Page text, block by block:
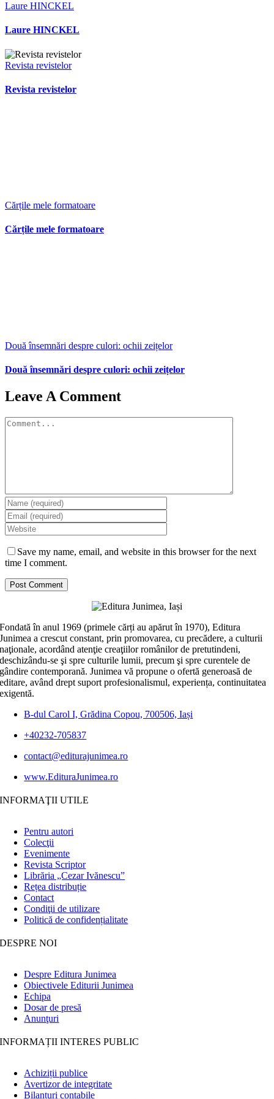
Laure HINCKEL
Laure HINCKEL
Revista revistelor
Revista revistelor
Cărțile mele formatoare
Cărțile mele formatoare
Două însemnări despre culori: ochii zeițelor
Două însemnări despre culori: ochii zeițelor
Leave A Comment
Comment
Save my name, email, and website in this browser for the next
time I comment.
Fondată în anul 1969 (primele cărți au apărut în 1970), Editura
Junimea a crescut constant, prin promovarea, cu precădere, a culturii
naţionale, acordând atenţie creaţiilor românilor de pretutindeni,
deschizându-se şi spre culturile lumii, precum şi spre curentele de
gândire contemporană. Junimea vă propune o ofertă generoasă de
editare, având drept suport profesionalismul, experiența, continuitatea
exigentă.
B-dul Carol I, Grădina Copou, 700506, Iași
+40232-705837
contact@editurajunimea.ro
www.EdituraJunimea.ro
INFORMAŢII UTILE
Pentru autori
Colecţii
Evenimente
Revista Scriptor
Librăria „Cezar Ivănescu”
Rețea distribuție
Contact
Condiţii de utilizare
Politică de confidențialitate
DESPRE NOI
Despre Editura Junimea
Obiectivele Editurii Junimea
Echipa
Dosar de presă
Anunţuri
INFORMAȚII INTERES PUBLIC
Achiziții publice
Avertizor de integritate
Bilanțuri contabile